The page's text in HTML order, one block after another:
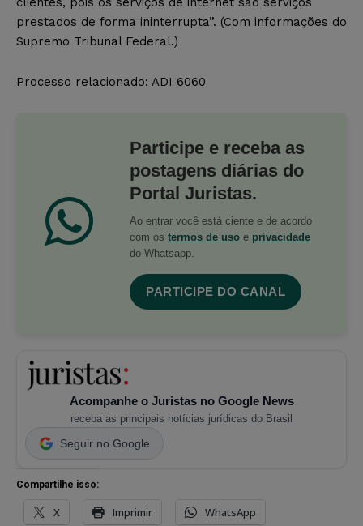
prestados de forma ininterrupta”. (Com informações do
Supremo Tribunal Federal.)
Processo relacionado: ADI 6060
Participe e receba as
postagens diárias do
Portal Juristas.
Ao entrar você está ciente e de acordo
com os termos de uso e privacidade
do Whatsapp.
PARTICIPE DO CANAL
Acompanhe o Juristas no Google News
receba as principais notícias jurídicas do Brasil
Seguir no Google
Compartilhe isso:
X Imprimir WhatsApp